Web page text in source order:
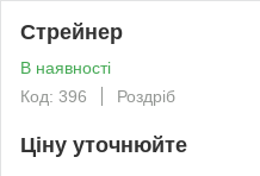
Стрейнер
В наявності
Код: 396
Роздріб
Ціну уточнюйте